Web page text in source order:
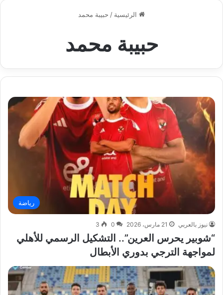
الرئيسية / حبيبة محمد
حبيبة محمد
رياضة
نيوز بالعربي 21 مارس، 2026 0
3
“شوبير يحرس العرين”.. التشكيل الرسمي للأهلي
لمواجهة الترجي بدوري الأبطال